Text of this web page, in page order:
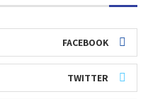
FACEBOOK
TWITTER